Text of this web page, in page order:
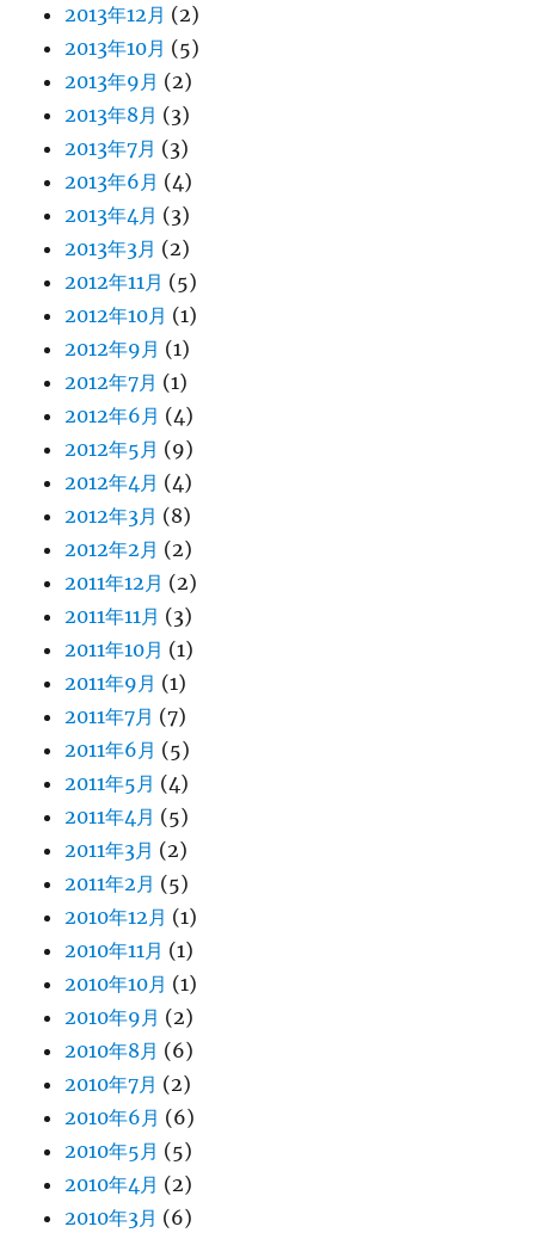
2013年12月 (2)
2013年10月 (5)
2013年9月 (2)
2013年8月 (3)
2013年7月 (3)
2013年6月 (4)
2013年4月 (3)
2013年3月 (2)
2012年11月 (5)
2012年10月 (1)
2012年9月 (1)
2012年7月 (1)
2012年6月 (4)
2012年5月 (9)
2012年4月 (4)
2012年3月 (8)
2012年2月 (2)
2011年12月 (2)
2011年11月 (3)
2011年10月 (1)
2011年9月 (1)
2011年7月 (7)
2011年6月 (5)
2011年5月 (4)
2011年4月 (5)
2011年3月 (2)
2011年2月 (5)
2010年12月 (1)
2010年11月 (1)
2010年10月 (1)
2010年9月 (2)
2010年8月 (6)
2010年7月 (2)
2010年6月 (6)
2010年5月 (5)
2010年4月 (2)
2010年3月 (6)